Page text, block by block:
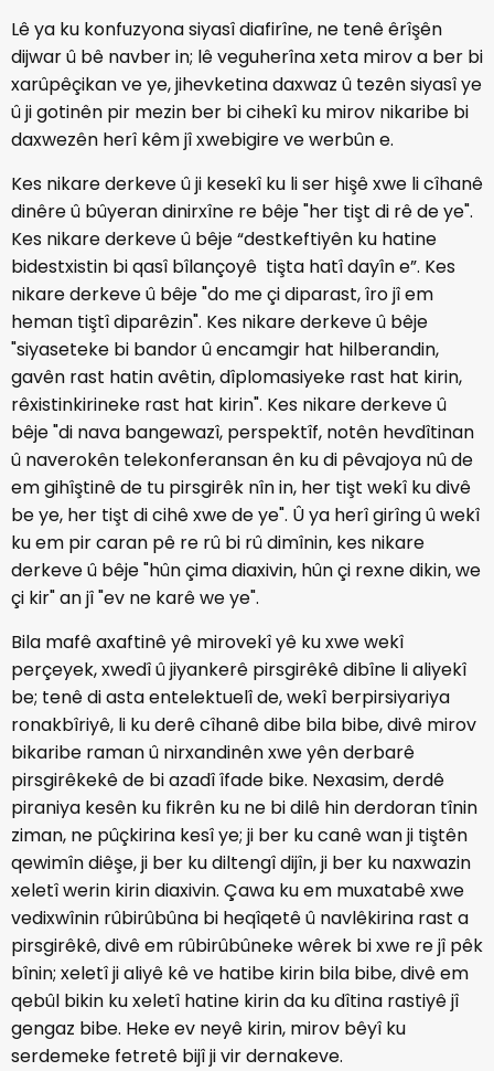
Lê ya ku konfuzyona siyasî diafirîne, ne tenê êrîşên
dijwar û bê navber in; lê veguherîna xeta mirov a ber bi
xarûpêçikan ve ye, jihevketina daxwaz û tezên siyasî ye
û ji gotinên pir mezin ber bi cihekî ku mirov nikaribe bi
daxwezên herî kêm jî xwebigire ve werbûn e.
Kes nikare derkeve û ji kesekî ku li ser hişê xwe li cîhanê
dinêre û bûyeran dinirxîne re bêje "her tişt di rê de ye".
Kes nikare derkeve û bêje “destkeftiyên ku hatine
bidestxistin bi qasî bîlançoyê tişta hatî dayîn e”. Kes
nikare derkeve û bêje "do me çi diparast, îro jî em
heman tiştî diparêzin". Kes nikare derkeve û bêje
"siyaseteke bi bandor û encamgir hat hilberandin,
gavên rast hatin avêtin, dîplomasiyeke rast hat kirin,
rêxistinkirineke rast hat kirin". Kes nikare derkeve û
bêje "di nava bangewazî, perspektîf, notên hevdîtinan
û naverokên telekonferansan ên ku di pêvajoya nû de
em gihîştinê de tu pirsgirêk nîn in, her tişt wekî ku divê
be ye, her tişt di cihê xwe de ye". Û ya herî girîng û wekî
ku em pir caran pê re rû bi rû dimînin, kes nikare
derkeve û bêje "hûn çima diaxivin, hûn çi rexne dikin, we
çi kir" an jî "ev ne karê we ye".
Bila mafê axaftinê yê mirovekî yê ku xwe wekî
perçeyek, xwedî û jiyankerê pirsgirêkê dibîne li aliyekî
be; tenê di asta entelektuelî de, wekî berpirsiyariya
ronakbîriyê, li ku derê cîhanê dibe bila bibe, divê mirov
bikaribe raman û nirxandinên xwe yên derbarê
pirsgirêkekê de bi azadî îfade bike. Nexasim, derdê
piraniya kesên ku fikrên ku ne bi dilê hin derdoran tînin
ziman, ne pûçkirina kesî ye; ji ber ku canê wan ji tiştên
qewimîn diêşe, ji ber ku diltengî dijîn, ji ber ku naxwazin
xeletî werin kirin diaxivin. Çawa ku em muxatabê xwe
vedixwînin rûbirûbûna bi heqîqetê û navlêkirina rast a
pirsgirêkê, divê em rûbirûbûneke wêrek bi xwe re jî pêk
bînin; xeletî ji aliyê kê ve hatibe kirin bila bibe, divê em
qebûl bikin ku xeletî hatine kirin da ku dîtina rastiyê jî
gengaz bibe. Heke ev neyê kirin, mirov bêyî ku
serdemeke fetretê bijî ji vir dernakeve.